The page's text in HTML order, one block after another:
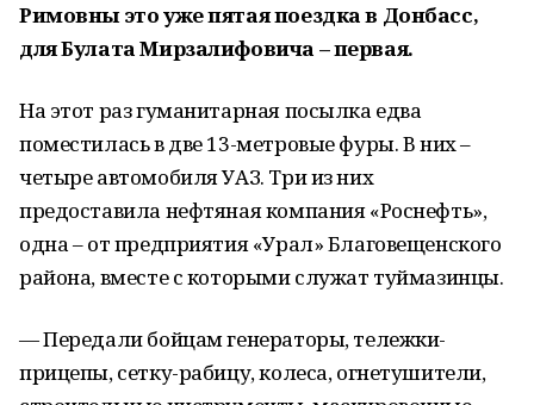
Римовны это уже пятая поездка в Донбасс,
для Булата Мирзалифовича – первая.
На этот раз гуманитарная посылка едва
поместилась в две 13-метровые фуры. В них –
четыре автомобиля УАЗ. Три из них
предоставила нефтяная компания «Роснефть»,
одна – от предприятия «Урал» Благовещенского
района, вместе с которыми служат туймазинцы.
— Передали бойцам генераторы, тележки-
прицепы, сетку-рабицу, колеса, огнетушители,